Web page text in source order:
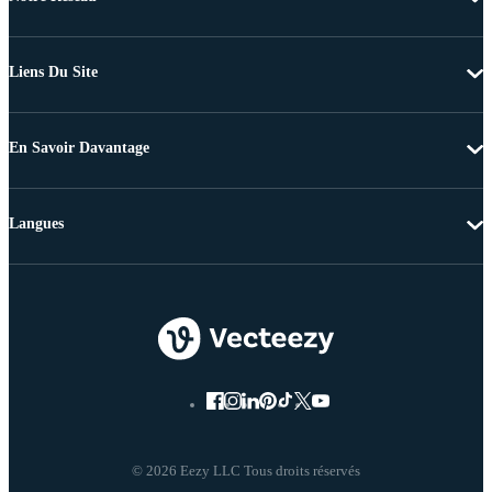
Liens Du Site
En Savoir Davantage
© 2026 Eezy LLC Tous droits réservés
Langues